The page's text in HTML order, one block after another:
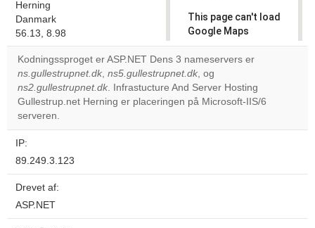
Herning
Danmark
56.13, 8.98
This page can't load
Google Maps
correctly.
Do you
own this
website?
Kodningssproget er ASP.NET Dens 3 nameservers er
ns.gullestrupnet.dk, ns5.gullestrupnet.dk, og
ns2.gullestrupnet.dk. Infrastucture And Server Hosting
Gullestrup.net Herning er placeringen på Microsoft-IIS/6
serveren.
IP:
89.249.3.123
Drevet af:
ASP.NET